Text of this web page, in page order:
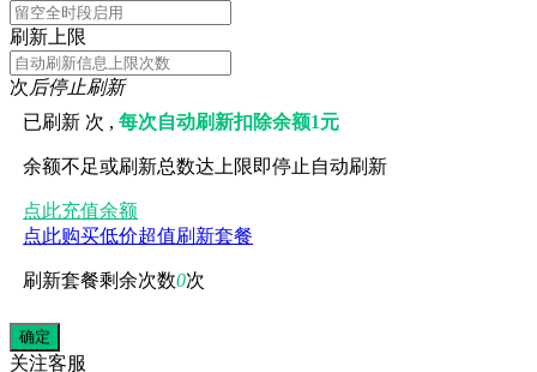
刷新上限
次后停止刷新
已刷新 次 ,每次自动刷新扣除余额1元
余额不足或刷新总数达上限即停止自动刷新
点此充值余额
点此购买低价超值刷新套餐
刷新套餐剩余次数0次
关注客服